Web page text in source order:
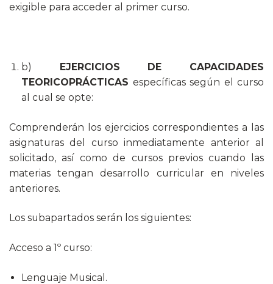
exigible para acceder al primer curso.
b) EJERCICIOS DE CAPACIDADES
TEORICOPRÁCTICAS específicas según el curso
al cual se opte:
Comprenderán los ejercicios correspondientes a las
asignaturas del curso inmediatamente anterior al
solicitado, así como de cursos previos cuando las
materias tengan desarrollo curricular en niveles
anteriores.
Los subapartados serán los siguientes:
Acceso a 1º curso:
Lenguaje Musical.